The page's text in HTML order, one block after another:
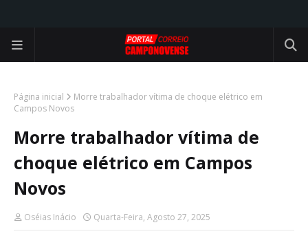
Página inicial
Morre trabalhador vítima de choque elétrico em
Campos Novos
Morre trabalhador vítima de
choque elétrico em Campos
Novos
Oséias Inácio Quarta-Feira, Agosto 27, 2025